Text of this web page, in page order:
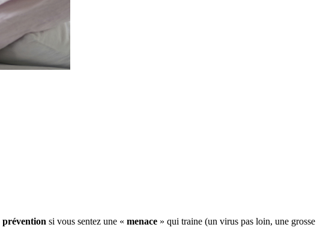
prévention si vous sentez une « menace » qui traine (un virus pas loin, une grosse